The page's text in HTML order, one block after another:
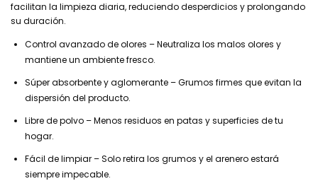
facilitan la limpieza diaria, reduciendo desperdicios y prolongando
su duración.
Control avanzado de olores – Neutraliza los malos olores y
mantiene un ambiente fresco.
Súper absorbente y aglomerante – Grumos firmes que evitan la
dispersión del producto.
Libre de polvo – Menos residuos en patas y superficies de tu
hogar.
Fácil de limpiar – Solo retira los grumos y el arenero estará
siempre impecable.